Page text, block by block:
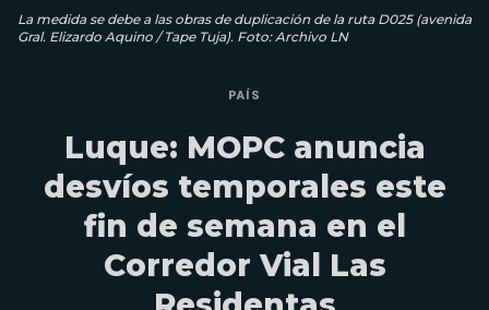
La medida se debe a las obras de duplicación de la ruta D025 (avenida
Gral. Elizardo Aquino / Tape Tuja). Foto: Archivo LN
PAÍS
Luque: MOPC anuncia
desvíos temporales este
fin de semana en el
Corredor Vial Las